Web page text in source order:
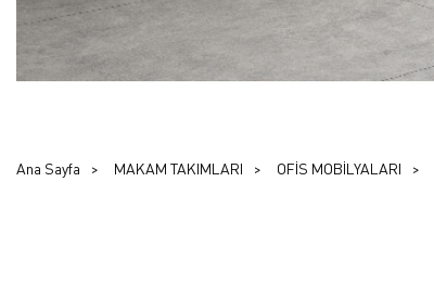
Ana Sayfa MAKAM TAKIMLARI OFİS MOBİLYALARI